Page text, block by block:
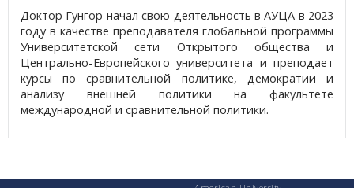
Доктор Гунгор начал свою деятельность в АУЦА в 2023
году в качестве преподавателя глобальной программы
Университетской сети Открытого общества и
Центрально-Европейского университета и преподает
курсы по сравнительной политике, демократии и
анализу внешней политики на факультете
международной и сравнительной политики.